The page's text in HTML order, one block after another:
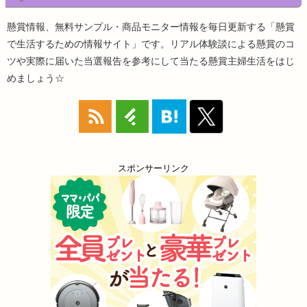
懸賞情報、無料サンプル・商品モニター情報を毎日更新する「懸賞
で生活するための情報サイト」です。リアル体験談による懸賞のコ
ツや実際に届いた当選報告を参考にして当たる懸賞主婦生活をはじ
めましょう☆
スポンサーリンク